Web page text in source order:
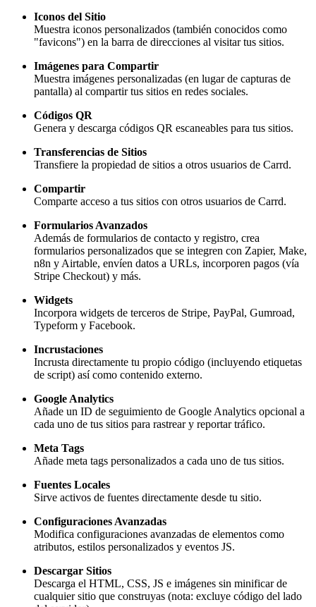
Iconos del Sitio
Muestra iconos personalizados (también conocidos como
"favicons") en la barra de direcciones al visitar tus sitios.
Imágenes para Compartir
Muestra imágenes personalizadas (en lugar de capturas de
pantalla) al compartir tus sitios en redes sociales.
Códigos QR
Genera y descarga códigos QR escaneables para tus sitios.
Transferencias de Sitios
Transfiere la propiedad de sitios a otros usuarios de Carrd.
Compartir
Comparte acceso a tus sitios con otros usuarios de Carrd.
Formularios Avanzados
Además de formularios de contacto y registro, crea
formularios personalizados que se integren con Zapier, Make,
n8n y Airtable, envíen datos a URLs, incorporen pagos (vía
Stripe Checkout) y más.
Widgets
Incorpora widgets de terceros de Stripe, PayPal, Gumroad,
Typeform y Facebook.
Incrustaciones
Incrusta directamente tu propio código (incluyendo etiquetas
de script) así como contenido externo.
Google Analytics
Añade un ID de seguimiento de Google Analytics opcional a
cada uno de tus sitios para rastrear y reportar tráfico.
Meta Tags
Añade meta tags personalizados a cada uno de tus sitios.
Fuentes Locales
Sirve activos de fuentes directamente desde tu sitio.
Configuraciones Avanzadas
Modifica configuraciones avanzadas de elementos como
atributos, estilos personalizados y eventos JS.
Descargar Sitios
Descarga el HTML, CSS, JS e imágenes sin minificar de
cualquier sitio que construyas (nota: excluye código del lado